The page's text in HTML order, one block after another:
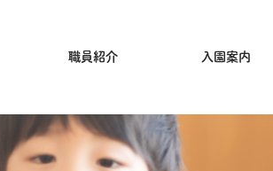
職員紹介 入園案内